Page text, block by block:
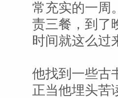
常充实的一周
责三餐，到了
时间就这么过
他找到一些古
正当他埋头苦